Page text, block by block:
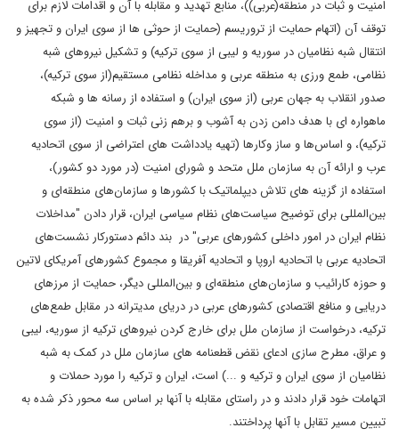
امنیت و ثبات در منطقه(عربی))، منابع تهدید و مقابله با آن و اقدامات لازم برای
توقف آن (اتهام حمایت از تروریسم (حمایت از حوثی ها از سوی ایران و تجهیز و
انتقال شبه نظامیان در سوریه و لیبی از سوی ترکیه) و تشکیل نیروهای شبه
نظامی، طمع ورزی به منطقه عربی و مداخله نظامی مستقیم(از سوی ترکیه)،
صدور انقلاب به جهان عربی (از سوی ایران) و استفاده از رسانه ها و شبکه
ماهواره ای با هدف دامن زدن به آشوب و برهم زنی ثبات و امنیت (از سوی
ترکیه)، و اساس‌ها و ساز وکارها (تهیه یادداشت های اعتراضی از سوی اتحادیه
عرب و ارائه آن به سازمان ملل متحد و شورای امنیت (در مورد دو کشور)،
استفاده از گزینه های تلاش دیپلماتیک با کشورها و سازمان‌های منطقه‌ای و
بین‌المللی برای توضیح سیاست‌های نظام سیاسی ایران، قرار دادن "مداخلات
نظام ایران در امور داخلی کشورهای عربی" در بند دائم دستورکار نشست‌های
اتحادیه عربی با اتحادیه اروپا و اتحادیه آفریقا و مجموع کشورهای آمریکای لاتین
و حوزه کارائیب و سازمان‌های منطقه‌ای و بین‌المللی دیگر، حمایت از مرزهای
دریایی و منافع اقتصادی کشورهای عربی در دریای مدیترانه در مقابل طمع‌های
ترکیه، درخواست از سازمان ملل برای خارج کردن نیروهای ترکیه از سوریه، لیبی
و عراق، مطرح سازی ادعای نقض قطعنامه های سازمان ملل در کمک به شبه
نظامیان از سوی ایران و ترکیه و ...) است، ایران و ترکیه را مورد حملات و
اتهامات خود قرار دادند و در راستای مقابله با آنها بر اساس سه محور ذکر شده به
تبیین مسیر تقابل با آنها پرداختند.